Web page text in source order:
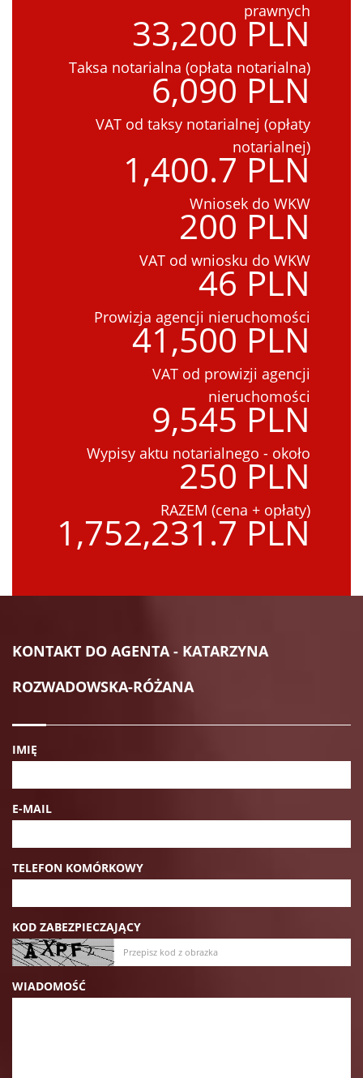
prawnych
33,200 PLN
Taksa notarialna (opłata notarialna)
6,090 PLN
VAT od taksy notarialnej (opłaty
notarialnej)
1,400.7 PLN
Wniosek do WKW
200 PLN
VAT od wniosku do WKW
46 PLN
Prowizja agencji nieruchomości
41,500 PLN
VAT od prowizji agencji
nieruchomości
9,545 PLN
Wypisy aktu notarialnego - około
250 PLN
RAZEM (cena + opłaty)
1,752,231.7 PLN
KONTAKT DO AGENTA - KATARZYNA
ROZWADOWSKA-RÓŻANA
IMIĘ
E-MAIL
TELEFON KOMÓRKOWY
KOD ZABEZPIECZAJĄCY
WIADOMOŚĆ